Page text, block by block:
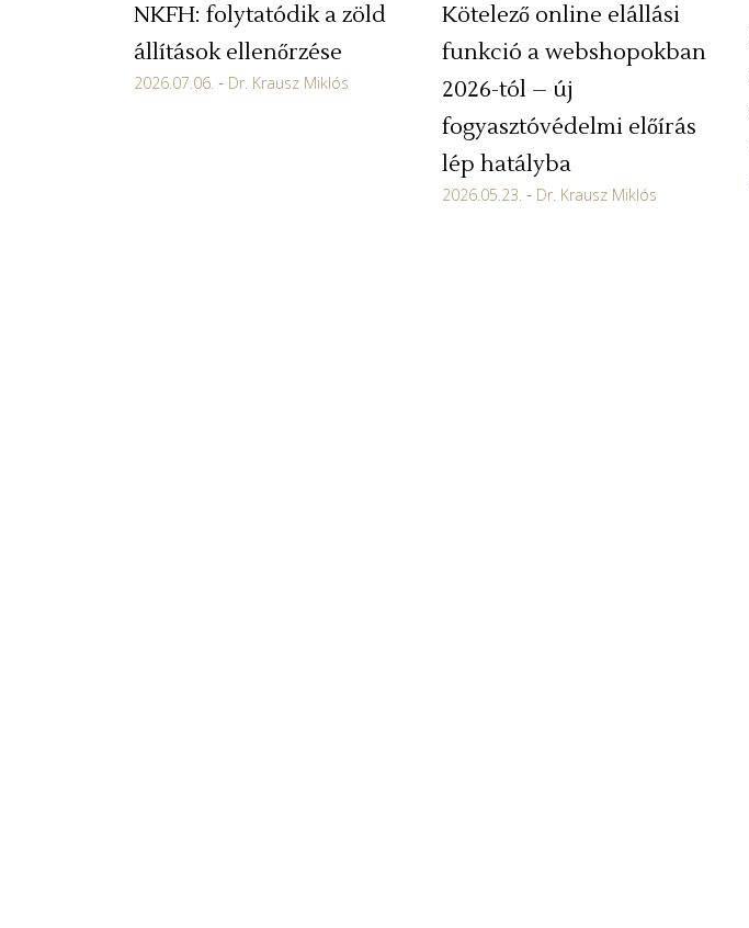
NKFH: folytatódik a zöld
állítások ellenőrzése
2026.07.06. Dr. Krausz Miklós
Kötelező online elállási
funkció a webshopokban
2026-tól – új
fogyasztóvédelmi előírás
lép hatályba
2026.05.23. Dr. Krausz Miklós